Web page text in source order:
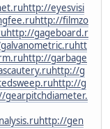
http://eyesvisi
http://filmzo
http://gageboard.r
htt
http://garbage
http://g
http://g
gearpitchdiameter.
http://gen